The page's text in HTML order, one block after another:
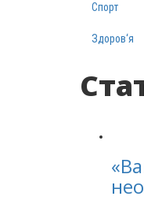
Спорт
Здоров‘я